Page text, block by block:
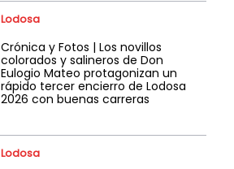
Lodosa
Crónica y Fotos | Los novillos
colorados y salineros de Don
Eulogio Mateo protagonizan un
rápido tercer encierro de Lodosa
2026 con buenas carreras
Lodosa